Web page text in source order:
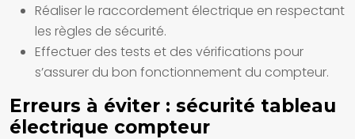
Réaliser le raccordement électrique en respectant
les règles de sécurité.
Effectuer des tests et des vérifications pour
s’assurer du bon fonctionnement du compteur.
Erreurs à éviter : sécurité tableau
électrique compteur